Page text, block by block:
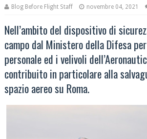
Blog Before Flight Staff novembre 04, 2021
Nell’ambito del dispositivo di
campo dal Ministero della Difesa
personale ed i velivoli
contribuito in particolare alla
spazio aereo su Roma.